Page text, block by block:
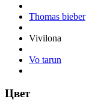
Thomas bieber
Vivilona
Vo tarun
Цвет